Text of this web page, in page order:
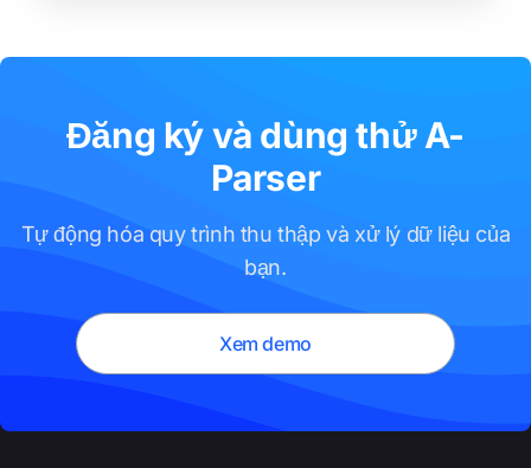
Đăng ký và dùng thử A-
Parser
Tự động hóa quy trình thu thập và xử lý dữ liệu của
bạn.
Xem demo